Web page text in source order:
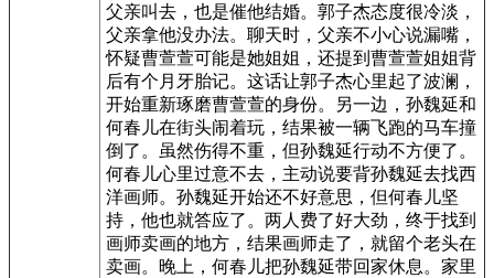
父亲叫去，也是催他结婚。郭子杰态度很冷淡，
父亲拿他没办法。聊天时，父亲不小心说漏嘴，
怀疑曹萱萱可能是她姐姐，还提到曹萱萱姐姐背
后有个月牙胎记。这话让郭子杰心里起了波澜，
开始重新琢磨曹萱萱的身份。另一边，孙魏延和
何春儿在街头闹着玩，结果被一辆飞跑的马车撞
倒了。虽然伤得不重，但孙魏延行动不方便了。
何春儿心里过意不去，主动说要背孙魏延去找西
洋画师。孙魏延开始还不好意思，但何春儿坚
持，他也就答应了。两人费了好大劲，终于找到
画师卖画的地方，结果画师走了，就留个老头在
卖画。晚上，何春儿把孙魏延带回家休息。家里